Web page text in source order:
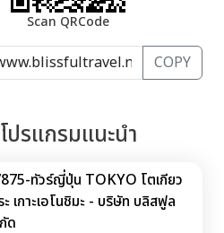
Scan QRCode
COPY
โปรแกรมแนะนำ